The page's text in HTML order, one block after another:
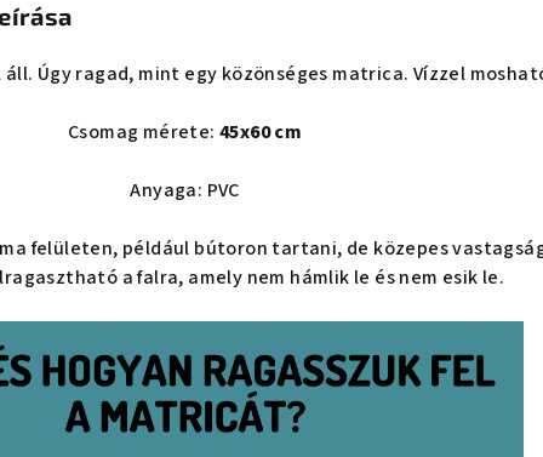
Úgy ragad, mint egy közönséges matrica. Vízzel
Csomag mérete:45x60 cm
Anyaga: PVC
felületen, például bútoron tartani, de közepes
a falra, amely nem hámlik le és nem esik le.